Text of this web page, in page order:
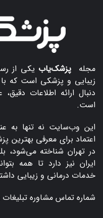
مجله پزشک‌یاب یکی از
زیبایی و پزشکی است که
دنبال ارائه اطلاعات
است.
این وب‌سایت نه تنها به
اعتماد برای معرفی بهترین
در تهران شناخته می‌شود،
ایران نیز دارد تا همه
خدمات درمانی و زیبایی
شماره تماس مشاوره تبلیغات